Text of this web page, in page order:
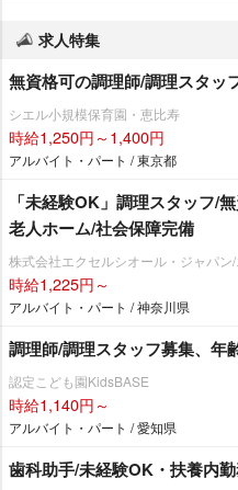
求人特集
無資格可の調理師/調理スタッ
シエル小規模保育園・恵比寿
時給1,250円～1,400円
アルバイト・パート / 東京都
「未経験OK」調理スタッフ/
老人ホーム/社会保障完備
株式会社エクセルシオール・ジャパン
時給1,225円～
アルバイト・パート / 神奈川県
調理師/調理スタッフ募集、年
認定こども園KidsBASE
時給1,140円～
アルバイト・パート / 愛知県
歯科助手/未経験OK・扶養内